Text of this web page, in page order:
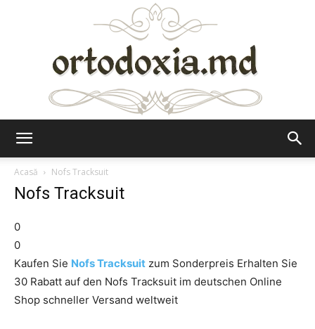
Acasă
Nofs Tracksuit
Nofs Tracksuit
0
0
Kaufen Sie Nofs Tracksuit zum Sonderpreis Erhalten Sie
30 Rabatt auf den Nofs Tracksuit im deutschen Online
Shop schneller Versand weltweit